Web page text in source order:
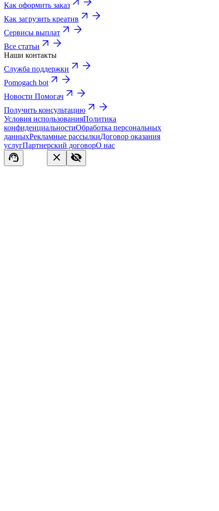
Как оформить заказ
Как загрузить креатив
Сервисы выплат
Все статьи
Наши контакты
Служба поддержки
Pomogach bot
Новости Помогач
Получить консультацию
Условия использованияПолитика
конфиденциальностиОбработка персональных
данныхРекламные рассылкиДоговор оказания
услугПартнерский договорО нас